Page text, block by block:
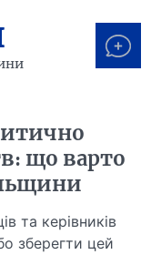
що варто
та керівників
зберегти цей